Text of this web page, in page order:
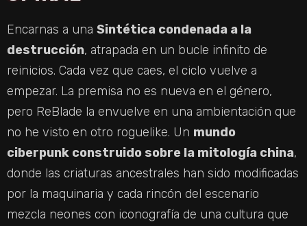
Encarnas a una Sintética condenada a la
destrucción, atrapada en un bucle infinito de
reinicios. Cada vez que caes, el ciclo vuelve a
empezar. La premisa no es nueva en el género,
pero ReBlade la envuelve en una ambientación que
no he visto en otro roguelike. Un mundo
ciberpunk construido sobre la mitología china,
donde las criaturas ancestrales han sido modificadas
por la maquinaria y cada rincón del escenario
mezcla neones con iconografía de una cultura que